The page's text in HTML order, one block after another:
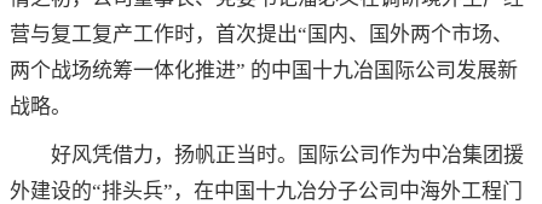
营与复工复产工作时，首次提出“国内、国外两个市场、
两个战场统筹一体化推进” 的中国十九冶国际公司发展新
战略。
好风凭借力，扬帆正当时。国际公司作为中冶集团援
外建设的“排头兵”，在中国十九冶分子公司中海外工程门